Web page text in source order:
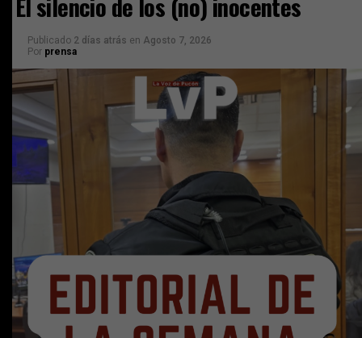
Publicado 2 días atrás en Agosto 7, 2026
Por prensa